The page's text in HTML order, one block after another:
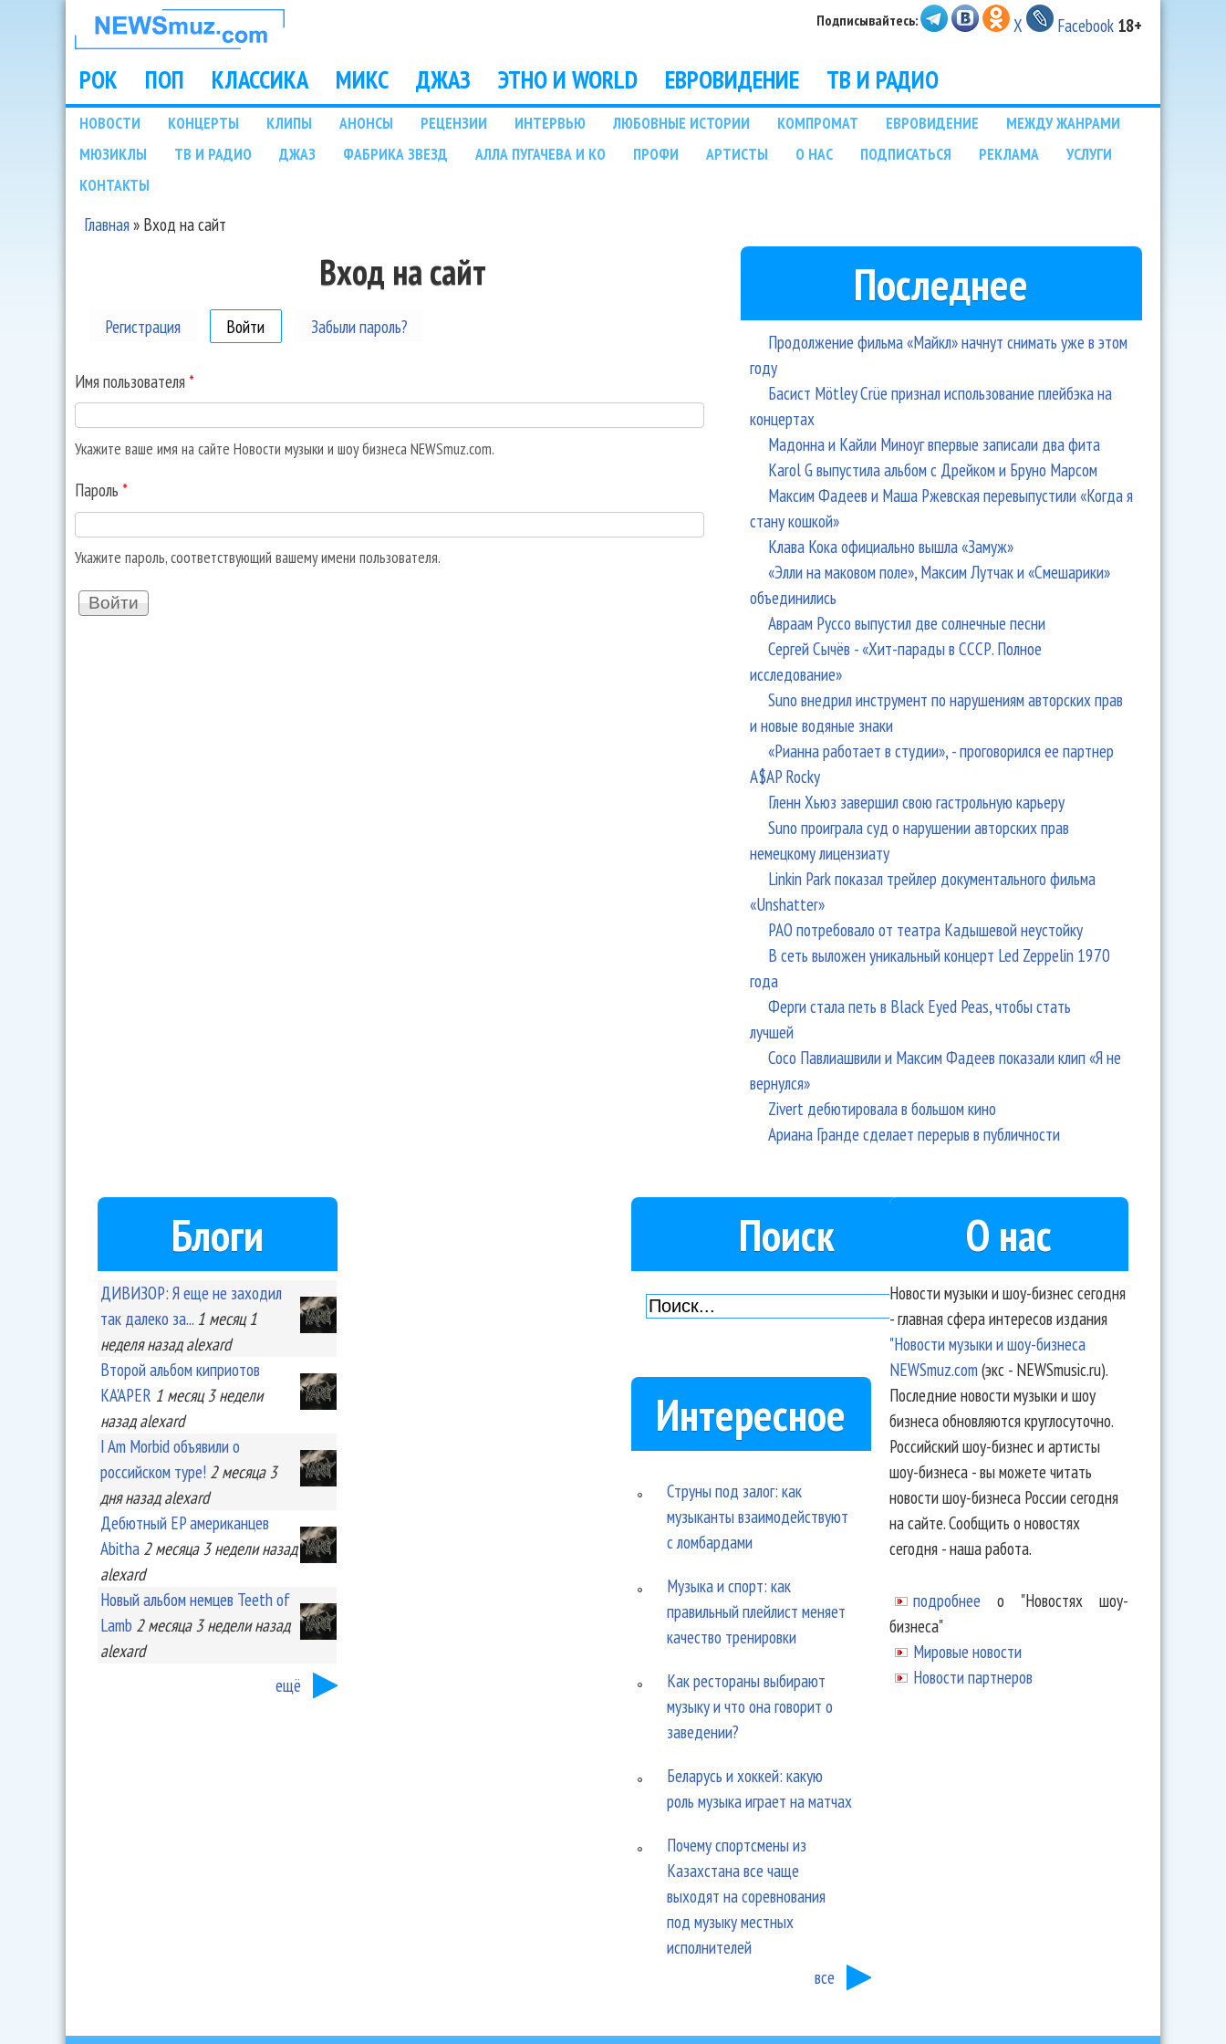
НОВОСТИ
МУЗЫКИ И
ШОУ БИЗНЕСА
NEWSMUZ.COM
Подписывайтесь: X Facebook 18+
Main menu
РОК ПОП КЛАССИКА МИКС ДЖАЗ ЭТНО И WORLD ЕВРОВИДЕНИЕ ТВ И РАДИО
Подразделы
НОВОСТИ КОНЦЕРТЫ КЛИПЫ АНОНСЫ РЕЦЕНЗИИ ИНТЕРВЬЮ ЛЮБОВНЫЕ ИСТОРИИ КОМПРОМАТ ЕВРОВИДЕНИЕ
МЕЖДУ ЖАНРАМИ
МЮЗИКЛЫ
ТВ И РАДИО ДЖАЗ ФАБРИКА ЗВЕЗД АЛЛА ПУГАЧЕВА И КО ПРОФИ АРТИСТЫ О НАС ПОДПИСАТЬСЯ РЕКЛАМА
УСЛУГИ
КОНТАКТЫ
Вы здесь
Главная» Вход на сайт
Вход на сайт
Регистрация Войти (активная вкладка)
Забыли пароль?
Имя пользователя *
Укажите ваше имя на сайте Новости музыки и шоу бизнеса NEWSmuz.com.
Пароль *
Укажите пароль, соответствующий вашему имени пользователя.
Последнее
Продолжение фильма «Майкл» начнут снимать уже в этом
году
Басист Mötley Crüe признал использование плейбэка на
концертах
Мадонна и Кайли Миноуг впервые записали два фита
Karol G выпустила альбом с Дрейком и Бруно Марсом
Максим Фадеев и Маша Ржевская перевыпустили «Когда я
стану кошкой»
Клава Кока официально вышла «Замуж»
«Элли на маковом поле», Максим Лутчак и «Смешарики»
объединились
Авраам Руссо выпустил две солнечные песни
Сергей Сычёв - «Хит-парады в СССР. Полное
исследование»
Suno внедрил инструмент по нарушениям авторских прав
и новые водяные знаки
«Рианна работает в студии», - проговорился ее партнер
A$AP Rocky
Гленн Хьюз завершил свою гастрольную карьеру
Suno проиграла суд о нарушении авторских прав
немецкому лицензиату
Linkin Park показал трейлер документального фильма
«Unshatter»
РАО потребовало от театра Кадышевой неустойку
В сеть выложен уникальный концерт Led Zeppelin 1970
года
Ферги стала петь в Black Eyed Peas, чтобы стать
лучшей
Сосо Павлиашвили и Максим Фадеев показали клип «Я не
вернулся»
Zivert дебютировала в большом кино
Ариана Гранде сделает перерыв в публичности
Блоги
ДИВИЗОР: Я еще не заходил
так далеко за... 1 месяц 1
неделяназад alexard
Второй альбом киприотов
KA'APER 1 месяц 3 недели
назад alexard
I Am Morbid объявили о
российском туре! 2 месяца 3
дняназад alexard
Дебютный EP американцев
Abitha 2 месяца 3 неделиназад
alexard
Новый альбом немцев Teeth of
Lamb 2 месяца 3 неделиназад
alexard
ещё
Поиск
Интересное
Струны под залог: как
музыканты взаимодействуют
с ломбардами
Музыка и спорт: как
правильный плейлист меняет
качество тренировки
Как рестораны выбирают
музыку и что она говорит о
заведении?
Беларусь и хоккей: какую
роль музыка играет на матчах
Почему спортсмены из
Казахстана все чаще
выходят на соревнования
под музыку местных
исполнителей
все
О нас
Новости музыки и шоу-бизнес сегодня
- главная сфера интересов издания
"Новости музыки и шоу-бизнеса
NEWSmuz.com(экс - NEWSmusic.ru).
Последние новости музыки и шоу
бизнеса обновляются круглосуточно.
Российский шоу-бизнес и артисты
шоу-бизнеса - вы можете читать
новости шоу-бизнеса России сегодня
на сайте. Сообщить о новостях
сегодня - наша работа.
подробнее о "Новостях шоу-
бизнеса"
Мировые новости
Новости партнеров